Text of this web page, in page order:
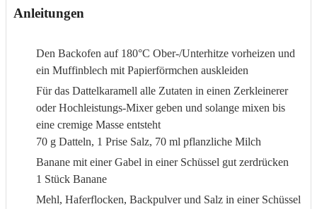
Anleitungen
Den Backofen auf 180°C Ober-/Unterhitze vorheizen und
ein Muffinblech mit Papierförmchen auskleiden
Für das Dattelkaramell alle Zutaten in einen Zerkleinerer
oder Hochleistungs-Mixer geben und solange mixen bis
eine cremige Masse entsteht
70 g Datteln, 1 Prise Salz, 70 ml pflanzliche Milch
Banane mit einer Gabel in einer Schüssel gut zerdrücken
1 Stück Banane
Mehl, Haferflocken, Backpulver und Salz in einer Schüssel